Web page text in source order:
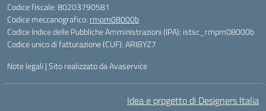
Codice fiscale: 80203790581
Codice meccanografico: rmpm08000b
Codice Indice delle Pubbliche Amministrazioni (IPA): istsc_rmpm08000b
Codice unico di fatturazione (CUF): ARIBYZ7
Note legali |Sito realizzato da Avaservice
Idea e progetto di Designers Italia